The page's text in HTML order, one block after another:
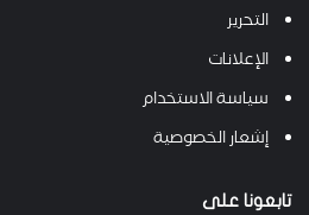
التحرير
الإعلانات
سياسة الاستخدام
إشعار الخصوصية
تابعونا على